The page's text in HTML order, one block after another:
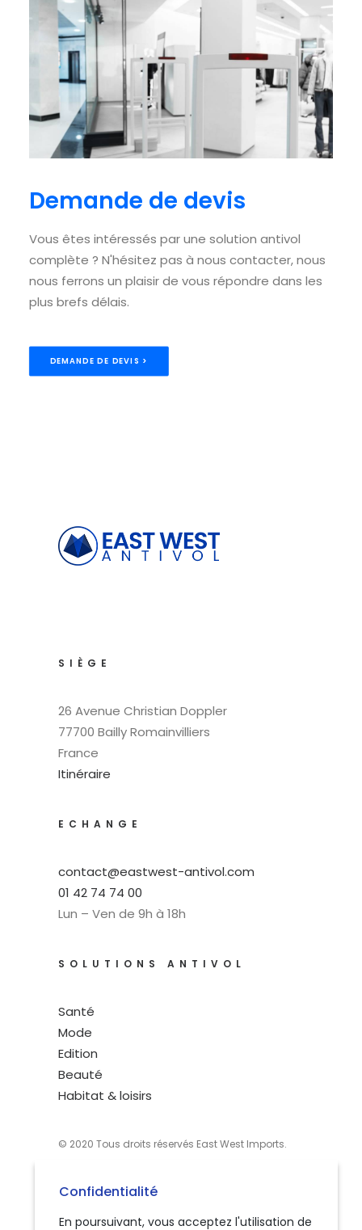
Demande de devis
Vous êtes intéressés par une solution antivol
complète ? N'hésitez pas à nous contacter, nous
nous ferrons un plaisir de vous répondre dans les
plus brefs délais.
DEMANDE DE DEVIS >
SIÈGE
26 Avenue Christian Doppler
77700 Bailly Romainvilliers
France
Itinéraire
ECHANGE
contact@eastwest-antivol.com
01 42 74 74 00
Lun – Ven de 9h à 18h
SOLUTIONS ANTIVOL
Santé
Mode
Edition
Beauté
Habitat & loisirs
© 2020 Tous droits réservés East West Imports.
Engagement d’une durée de 63 mois, sous
financier.
Confidentialité
En poursuivant, vous acceptez l'utilisation de